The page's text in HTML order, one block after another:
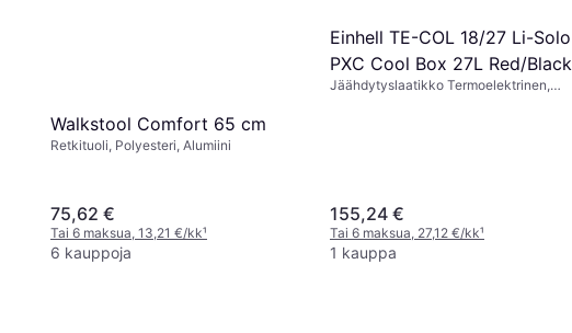
Walkstool Comfort 65 cm
Retkituoli, Polyesteri, Alumiini
75,62 €
Tai 6 maksua, 13,21 €/kk¹
6 kauppoja
Einhell TE-COL 18/27 Li-Solo
PXC Cool Box 27L Red/Black
Jäähdytyslaatikko Termoelektrinen,
155,24 €
Tai 6 maksua, 27,12 €/kk¹
1 kauppa